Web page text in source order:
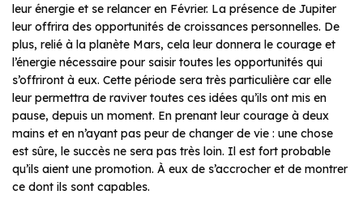
leur énergie et se relancer en Février. La présence de Jupiter
leur offrira des opportunités de croissances personnelles. De
plus, relié à la planète Mars, cela leur donnera le courage et
l’énergie nécessaire pour saisir toutes les opportunités qui
s’offriront à eux. Cette période sera très particulière car elle
leur permettra de raviver toutes ces idées qu’ils ont mis en
pause, depuis un moment. En prenant leur courage à deux
mains et en n’ayant pas peur de changer de vie : une chose
est sûre, le succès ne sera pas très loin. Il est fort probable
qu’ils aient une promotion. À eux de s’accrocher et de montrer
ce dont ils sont capables.